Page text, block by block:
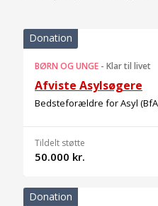
Donation
BØRN OG UNGE - Klar til livet
Afviste Asylsøgere
Bedsteforældre for Asyl
Tildelt støtte
50.000 kr.
Donation